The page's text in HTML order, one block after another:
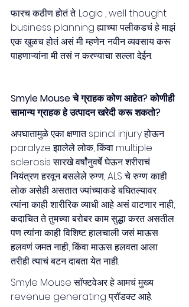
फारच कठीण होतं ते. Logic , well thought
business planning ह्याच्या पलीकडचं हे माझं
एक खुळच होतं असं मी म्हणेन. नवीन व्यवसाय करू
पाहणाऱ्यांना मी तसं न करण्याचा सल्ला देईन.
Smyle Mouse चे ग्राहक कोण आहेत? कोणीही
सामान्य ग्राहक हे उत्पादन खरेदी करू शकतो?
अपघातामुळे एका क्षणात spinal injury होऊन
paralyze झालेले लोक, किंवा multiple
sclerosis सारखे वर्षांनुवर्षे घेऊन शरीराचं
नियंत्रण हरवून बसलेले रुग्ण, ALS चे रुग्ण. काही
लोक असेही असतात ज्यांच्याकडे बघितल्यावर
त्यांना काही शारीरिक व्याधी आहे असं वाटणार नाही,
कदाचित ते तुमच्या बरोबर काम सुद्धा करत असतील
पण त्यांना काही विशिष्ट हालचाली जसं माऊस
हलवणं जमत नाही, किंवा माऊस हलवता आला
तरीही त्याचं बटन दाबता येत नाही.
Smyle Mouse सॉफ्टवेअर हे आमचं मुख्य
revenue generating प्रॉडक्ट आहे.